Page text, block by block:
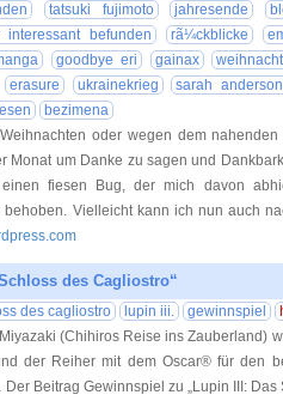
tatsuki fujimoto jahresende
befunden
rã¼ckblicke
goodbye eri gainax
erasure ukrainekrieg
sarah anderson
bezimena
oder wegen dem
Monat um Danke zu sagen und
einen fiesen Bug, der mich davon
behoben. Vielleicht kann ich nun auch
des Cagliostro“
des cagliostro lupin iii. gewinnspiel
(Chihiros Reise ins Zauberland)
der Reiher mit dem Oscar® für den
Beitrag Gewinnspiel zu „Lupin III: Das